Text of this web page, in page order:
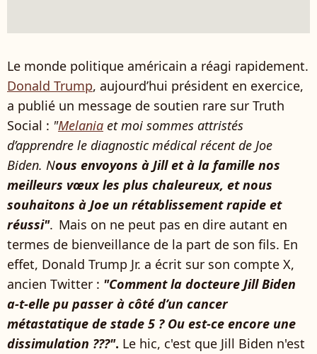
Le monde politique américain a réagi rapidement.
Donald Trump, aujourd’hui président en exercice,
a publié un message de soutien rare sur Truth
Social : "Melania et moi sommes attristés
d’apprendre le diagnostic médical récent de Joe
Biden. Nous envoyons à Jill et à la famille nos
meilleurs vœux les plus chaleureux, et nous
souhaitons à Joe un rétablissement rapide et
réussi". Mais on ne peut pas en dire autant en
termes de bienveillance de la part de son fils. En
effet, Donald Trump Jr. a écrit sur son compte X,
ancien Twitter : "Comment la docteure Jill Biden
a-t-elle pu passer à côté d’un cancer
métastatique de stade 5 ? Ou est-ce encore une
dissimulation ???". Le hic, c'est que Jill Biden n'est